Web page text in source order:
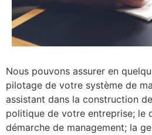
Nous pouvons assurer en
pilotage de votre système de
assistant dans la construction
politique de votre entreprise; le
démarche de management; la